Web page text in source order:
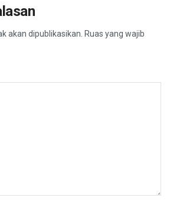
akan dipublikasikan. Ruas yang wajib